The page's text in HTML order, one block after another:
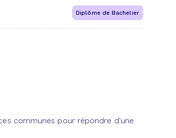
Diplôme de Bachelier
communes pour répondre d'une